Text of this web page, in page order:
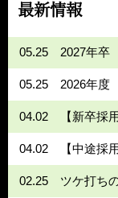
最新情報
05.25 2027年卒
05.25 2026年度
04.02 【新卒
04.02 【中途
02.25 ツケ打ち